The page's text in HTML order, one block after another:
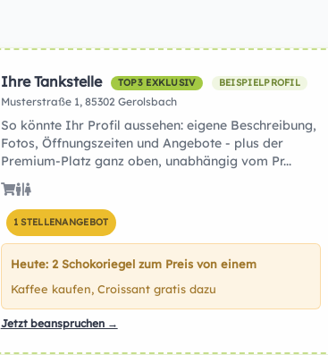
Ihre Tankstelle TOP3 EXKLUSIV BEISPIELPROFIL
Musterstraße 1, 85302 Gerolsbach
So könnte Ihr Profil aussehen: eigene Beschreibung,
Fotos, Öffnungszeiten und Angebote - plus der
Premium-Platz ganz oben, unabhängig vom Pr...
1 STELLENANGEBOT
Heute: 2 Schokoriegel zum Preis von einem
Kaffee kaufen, Croissant gratis dazu
Jetzt beanspruchen →